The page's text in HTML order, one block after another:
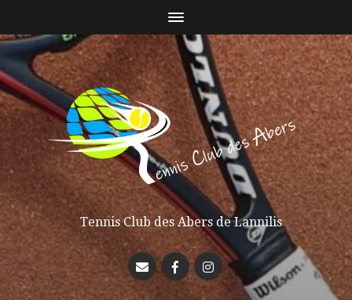
Tennis Club des Abers de Lannilis